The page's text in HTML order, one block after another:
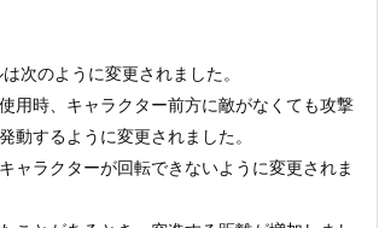
次のように変更されました。
用時、キャラクター前方に敵がなくても攻撃
動するように変更されました。
ャラクターが回転できないように変更されま